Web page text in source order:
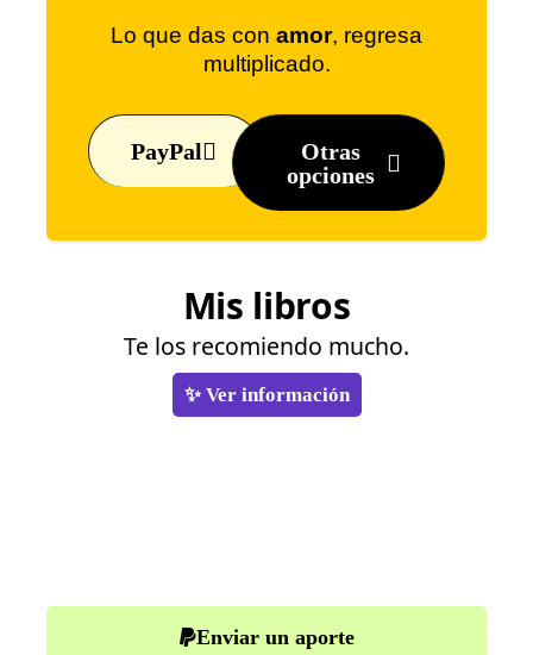
Lo que das con amor, regresa
multiplicado.
PayPal
Otras
opciones
Mis libros
Te los recomiendo mucho.
✨ Ver información
Enviar un aporte